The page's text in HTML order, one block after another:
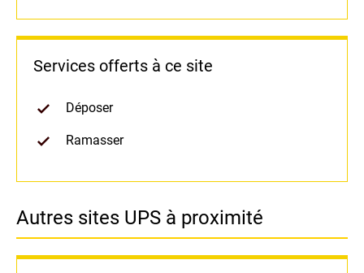
Services offerts à ce site
Déposer
Ramasser
Autres sites UPS à proximité